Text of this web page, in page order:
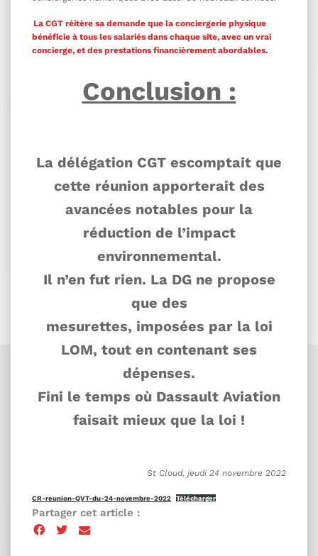
La CGT réitère sa demande que la conciergerie physique
bénéficie à tous les salariés dans chaque site, avec un vrai
concierge, et des prestations financièrement abordables.
Conclusion :
La délégation CGT escomptait que
cette réunion apporterait des
avancées notables pour la
réduction de l’impact
environnemental.
Il n’en fut rien. La DG ne propose
que des
mesurettes, imposées par la loi
LOM, tout en contenant ses
dépenses.
Fini le temps où Dassault Aviation
faisait mieux que la loi !
St Cloud, jeudi 24 novembre 2022
CR-reunion-QVT-du-24-novembre-2022 Télécharger
Partager cet article :